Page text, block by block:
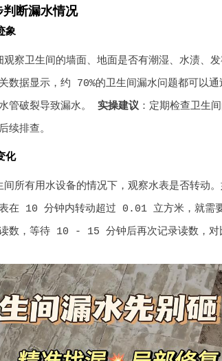
判断漏水情况
象
观察卫生间的墙面、地面是否有潮湿、水渍、
数据显示，约 70%的卫生间漏水问题都可以
管破裂导致漏水。 实操建议：定期检查卫生
续排查。
化
间所有用水设备的情况下，观察水表是否转动
在 10 分钟内转动超过 0.01 立方米，就需
数，等待 10 - 15 分钟后再次记录读数，对